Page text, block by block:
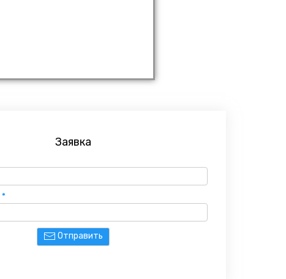
Заявка
*
Отправить